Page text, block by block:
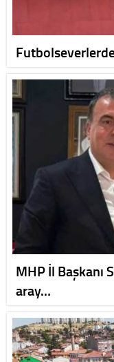
MHP İl Başkanı
aray…